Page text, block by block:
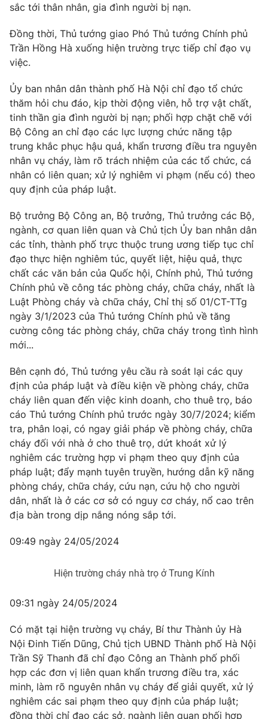
sắc tới thân nhân, gia đình người bị nạn.
Đồng thời, Thủ tướng giao Phó Thủ tướng Chính phủ
Trần Hồng Hà xuống hiện trường trực tiếp chỉ đạo vụ
việc.
Ủy ban nhân dân thành phố Hà Nội chỉ đạo tổ chức
thăm hỏi chu đáo, kịp thời động viên, hỗ trợ vật chất,
tinh thần gia đình người bị nạn; phối hợp chặt chẽ với
Bộ Công an chỉ đạo các lực lượng chức năng tập
trung khắc phục hậu quả, khẩn trương điều tra nguyên
nhân vụ cháy, làm rõ trách nhiệm của các tổ chức, cá
nhân có liên quan; xử lý nghiêm vi phạm (nếu có) theo
quy định của pháp luật.
Bộ trưởng Bộ Công an, Bộ trưởng, Thủ trưởng các Bộ,
ngành, cơ quan liên quan và Chủ tịch Ủy ban nhân dân
các tỉnh, thành phố trực thuộc trung ương tiếp tục chỉ
đạo thực hiện nghiêm túc, quyết liệt, hiệu quả, thực
chất các văn bản của Quốc hội, Chính phủ, Thủ tướng
Chính phủ về công tác phòng cháy, chữa cháy, nhất là
Luật Phòng cháy và chữa cháy, Chỉ thị số 01/CT-TTg
ngày 3/1/2023 của Thủ tướng Chính phủ về tăng
cường công tác phòng cháy, chữa cháy trong tình hình
mới...
Bên cạnh đó, Thủ tướng yêu cầu rà soát lại các quy
định của pháp luật và điều kiện về phòng cháy, chữa
cháy liên quan đến việc kinh doanh, cho thuê trọ, báo
cáo Thủ tướng Chính phủ trước ngày 30/7/2024; kiểm
tra, phân loại, có ngay giải pháp về phòng cháy, chữa
cháy đối với nhà ở cho thuê trọ, dứt khoát xử lý
nghiêm các trường hợp vi phạm theo quy định của
pháp luật; đẩy mạnh tuyên truyền, hướng dẫn kỹ năng
phòng cháy, chữa cháy, cứu nạn, cứu hộ cho người
dân, nhất là ở các cơ sở có nguy cơ cháy, nổ cao trên
địa bàn trong dịp nắng nóng sắp tới.
09:49 ngày 24/05/2024
Hiện trường cháy nhà trọ ở Trung Kính
09:31 ngày 24/05/2024
Có mặt tại hiện trường vụ cháy, Bí thư Thành ủy Hà
Nội Đinh Tiến Dũng, Chủ tịch UBND Thành phố Hà Nội
Trần Sỹ Thanh đã chỉ đạo Công an Thành phố phối
hợp các đơn vị liên quan khẩn trương điều tra, xác
minh, làm rõ nguyên nhân vụ cháy để giải quyết, xử lý
nghiêm các sai phạm theo quy định của pháp luật;
đồng thời chỉ đạo các sở, ngành liên quan phối hợp